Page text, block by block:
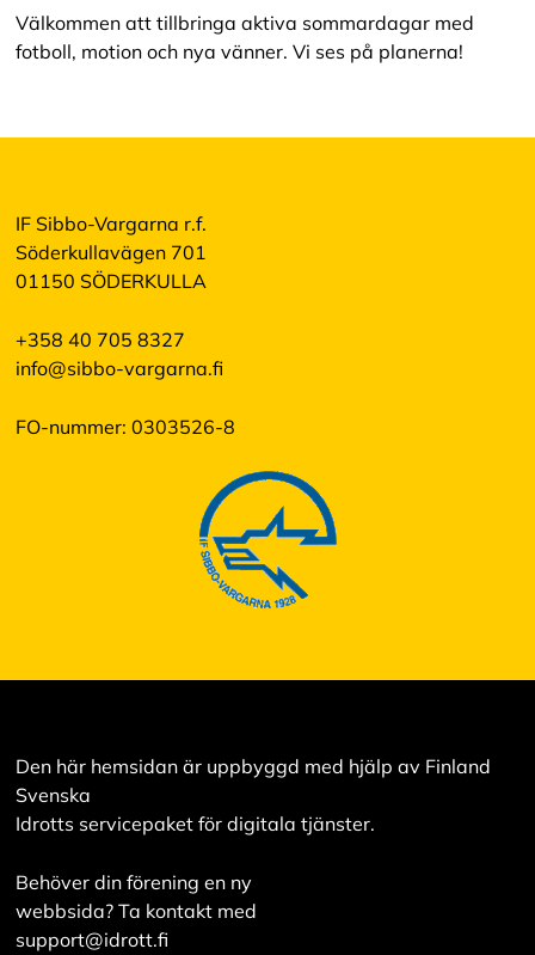
Välkommen att tillbringa aktiva sommardagar med
fotboll, motion och nya vänner. Vi ses på planerna!
IF Sibbo-Vargarna r.f.
Söderkullavägen 701
01150 SÖDERKULLA
+358 40 705 8327
info@sibbo-vargarna.fi
FO-nummer: 0303526-8
Den här hemsidan är uppbyggd med hjälp av Finland
Svenska
Idrotts servicepaket för digitala tjänster.
Behöver din förening en ny
webbsida? Ta kontakt med
support@idrott.fi